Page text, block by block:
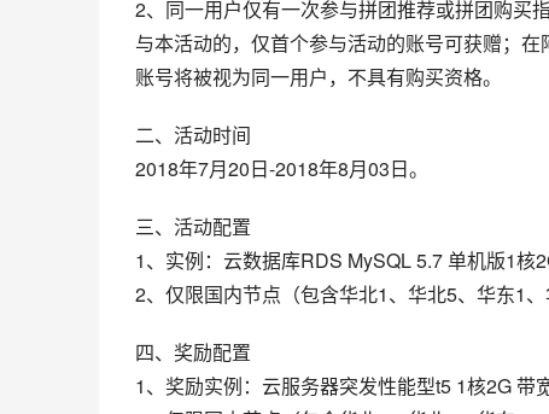
2、同一用户仅有一次参与拼团推荐或拼团购买
与本活动的，仅首个参与活动的账号可获赠；
账号将被视为同一用户，不具有购买资格。
二、活动时间
2018年7月20日-2018年8月03日。
三、活动配置
1、实例：云数据库RDS MySQL 5.7 单机版1核
2、仅限国内节点（包含华北1、华北5、华东1、
四、奖励配置
1、奖励实例：云服务器突发性能型t5 1核2G 带